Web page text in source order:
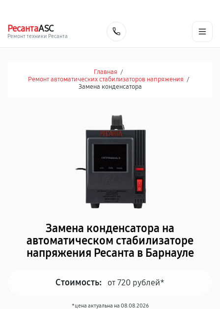
РесантаASC
Ремонт техники Ресанта
Главная /
Ремонт автоматических стабилизаторов напряжения /
Замена конденсатора
Замена конденсатора на
автоматическом стабилизаторе
напряжения Ресанта в Барнауле
Стоимость: от 720 рублей*
*цена актуальна на 08.08.2026